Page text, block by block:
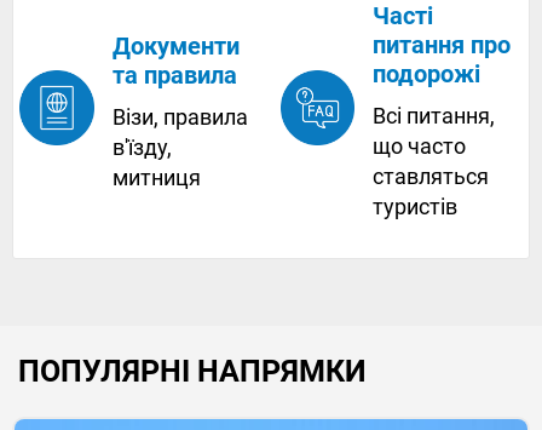
Документи
та правила
Візи, правила
в'їзду,
митниця
Часті
питання про
подорожі
Всі питання,
що часто
ставляться
туристів
ПОПУЛЯРНІ НАПРЯМКИ